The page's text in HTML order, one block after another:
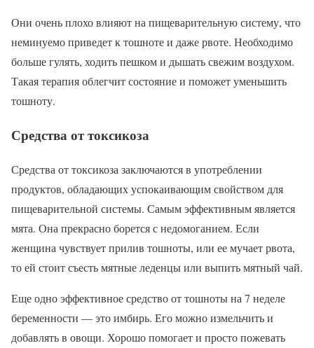
Они очень плохо влияют на пищеварительную систему, что
неминуемо приведет к тошноте и даже рвоте. Необходимо
больше гулять, ходить пешком и дышать свежим воздухом.
Такая терапия облегчит состояние и поможет уменьшить
тошноту.
Средства от токсикоза
Средства от токсикоза заключаются в употреблении
продуктов, обладающих успокаивающим свойством для
пищеварительной системы. Самым эффективным является
мята. Она прекрасно борется с недомоганием. Если
женщина чувствует прилив тошноты, или ее мучает рвота,
то ей стоит съесть мятные леденцы или выпить мятный чай.
Еще одно эффективное средство от тошноты на 7 неделе
беременности — это имбирь. Его можно измельчить и
добавлять в овощи. Хорошо помогает и просто пожевать